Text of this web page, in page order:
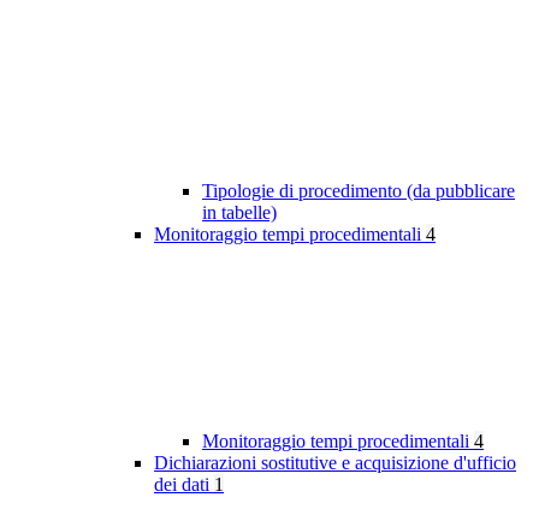
Tipologie di procedimento (da pubblicare
in tabelle)
Monitoraggio tempi procedimentali 4
Monitoraggio tempi procedimentali 4
Dichiarazioni sostitutive e acquisizione d'ufficio
dei dati 1